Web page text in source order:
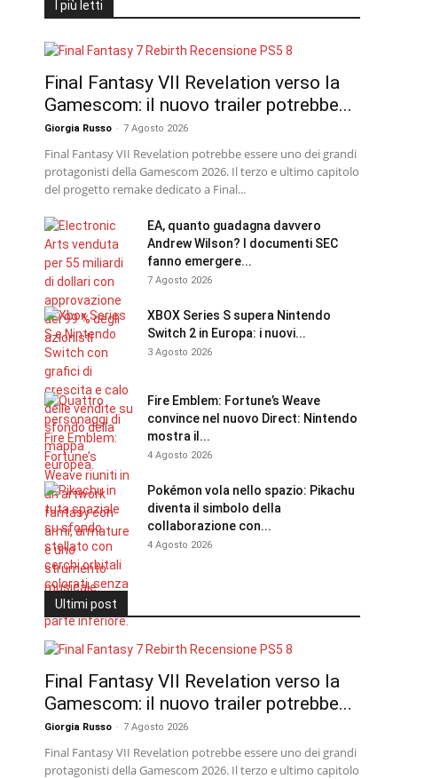
I più letti
Final Fantasy VII Revelation verso la
Gamescom: il nuovo trailer potrebbe...
Giorgia Russo - 7 Agosto 2026
Final Fantasy VII Revelation potrebbe essere uno dei grandi
protagonisti della Gamescom 2026. Il terzo e ultimo capitolo
del progetto remake dedicato a Final...
EA, quanto guadagna davvero
Andrew Wilson? I documenti SEC
fanno emergere...
7 Agosto 2026
XBOX Series S supera Nintendo
Switch 2 in Europa: i nuovi...
3 Agosto 2026
Fire Emblem: Fortune’s Weave
convince nel nuovo Direct: Nintendo
mostra il...
4 Agosto 2026
Pokémon vola nello spazio: Pikachu
diventa il simbolo della
collaborazione con...
4 Agosto 2026
Ultimi post
Final Fantasy VII Revelation verso la
Gamescom: il nuovo trailer potrebbe...
Giorgia Russo - 7 Agosto 2026
Final Fantasy VII Revelation potrebbe essere uno dei grandi
protagonisti della Gamescom 2026. Il terzo e ultimo capitolo